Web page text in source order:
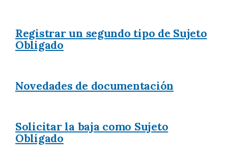
Registrar un segundo tipo de Sujeto
Obligado
Novedades de documentación
Solicitar la baja como Sujeto
Obligado